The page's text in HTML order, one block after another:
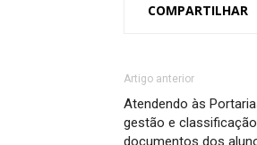
COMPARTILHAR
Artigo anterior
Atendendo às
gestão e
documentos dos